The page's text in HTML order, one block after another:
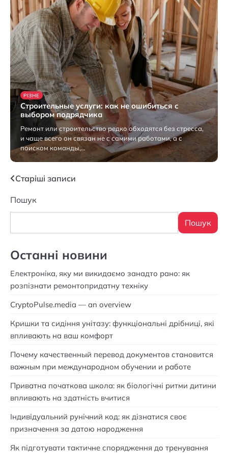
РІЗНЕ
Строительные услуги: как не ошибиться с
выбором подрядчика
Ремонт или строительство редко обходятся без стресса,
и чаще всего он связан не с самими работами, а с
поиском команды,…
2 Серпня 2026
Навігація
за
записами
Старіші записи
Пошук
Пошук
Останні новини
Електроніка, яку ми викидаємо занадто рано: як
розпізнати ремонтопридатну техніку
CryptoPulse.media — an overview
Кришки та сидіння унітазу: функціональні дрібниці, які
впливають на ваш комфорт
Почему качественный перевод документов становится
важным при международном обучении и работе
Приватна початкова школа: як біологічні ритми дитини
впливають на здатність вчитися
Індивідуальний рунічний код: як дізнатися своє
призначення за датою народження
Як підготувати тактичне спорядження до тренування